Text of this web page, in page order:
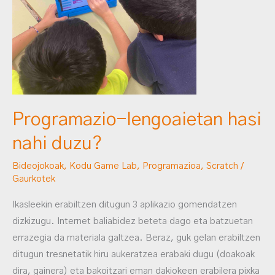
Programazio-lengoaietan hasi
nahi duzu?
Bideojokoak, Kodu Game Lab, Programazioa, Scratch /
Gaurkotek
Ikasleekin erabiltzen ditugun 3 aplikazio gomendatzen
dizkizugu. Internet baliabidez beteta dago eta batzuetan
errazegia da materiala galtzea. Beraz, guk gelan erabiltzen
ditugun tresnetatik hiru aukeratzea erabaki dugu (doakoak
dira, gainera) eta bakoitzari eman dakiokeen erabilera pixka
hasi
nahi
duzu?